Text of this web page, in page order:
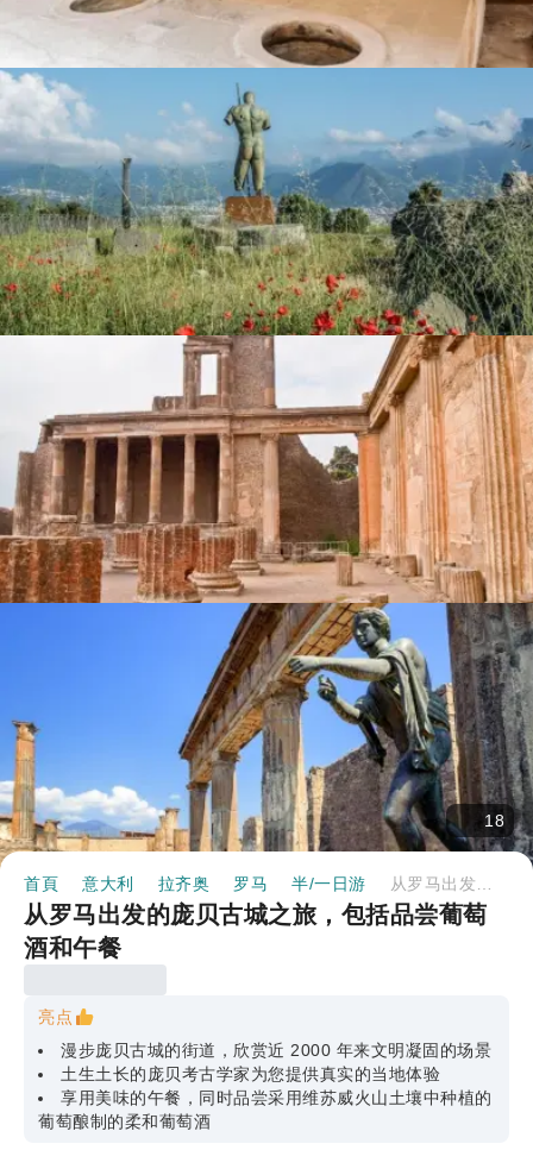
18
首頁 意大利 拉齐奥 罗马 半/一日游
从罗马出发的庞贝古城之旅，包括品尝葡萄
酒和午餐
亮点
漫步庞贝古城的街道，欣赏近 2000 年来文明凝固的场景
土生土长的庞贝考古学家为您提供真实的当地体验
享用美味的午餐，同时品尝采用维苏威火山土壤中种植的
葡萄酿制的柔和葡萄酒